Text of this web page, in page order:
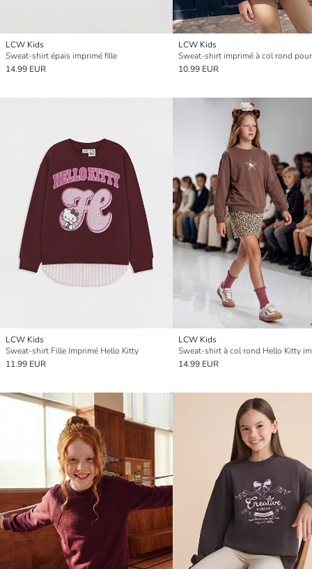
LCW Kids
Sweat-shirt épais imprimé fille
14.99 EUR
LCW Kids
Sweat-shirt imprimé à col rond
10.99 EUR
LCW Kids
Sweat-shirt Fille Imprimé Hello Kitty
11.99 EUR
LCW Kids
14.99 EUR